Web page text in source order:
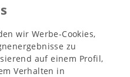
wir Werbe-Cookies,
zu
auf einem Profil,
Verhalten in